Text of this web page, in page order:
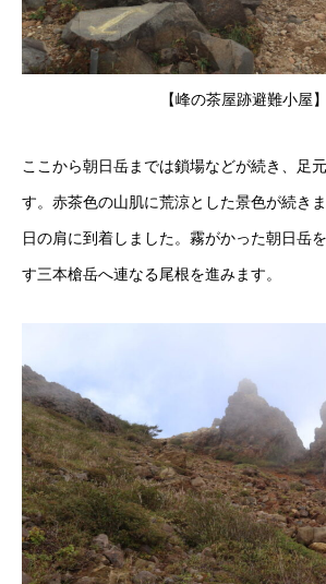
【峰の茶屋跡避難小屋】
ここから朝日岳までは鎖場などが続き、足
す。赤茶色の山肌に荒涼とした景色が続き
日の肩に到着しました。霧がかった朝日岳
す三本槍岳へ連なる尾根を進みます。